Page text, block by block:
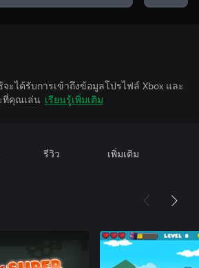
ะได้รับการเข้าถึงข้อมูลโปรไฟล์ Xbox และ
ที่คุณเล่น เรียนรู้เพิ่มเติม
รีวิว เพิ่มเติม